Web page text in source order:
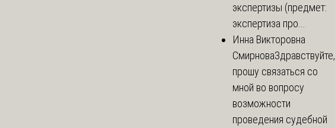
экспертизы (предмет:
экспертиза про...
Инна Викторовна
СмирноваЗдравствуйте,
прошу связаться со
мной во вопросу
возможности
проведения судебной